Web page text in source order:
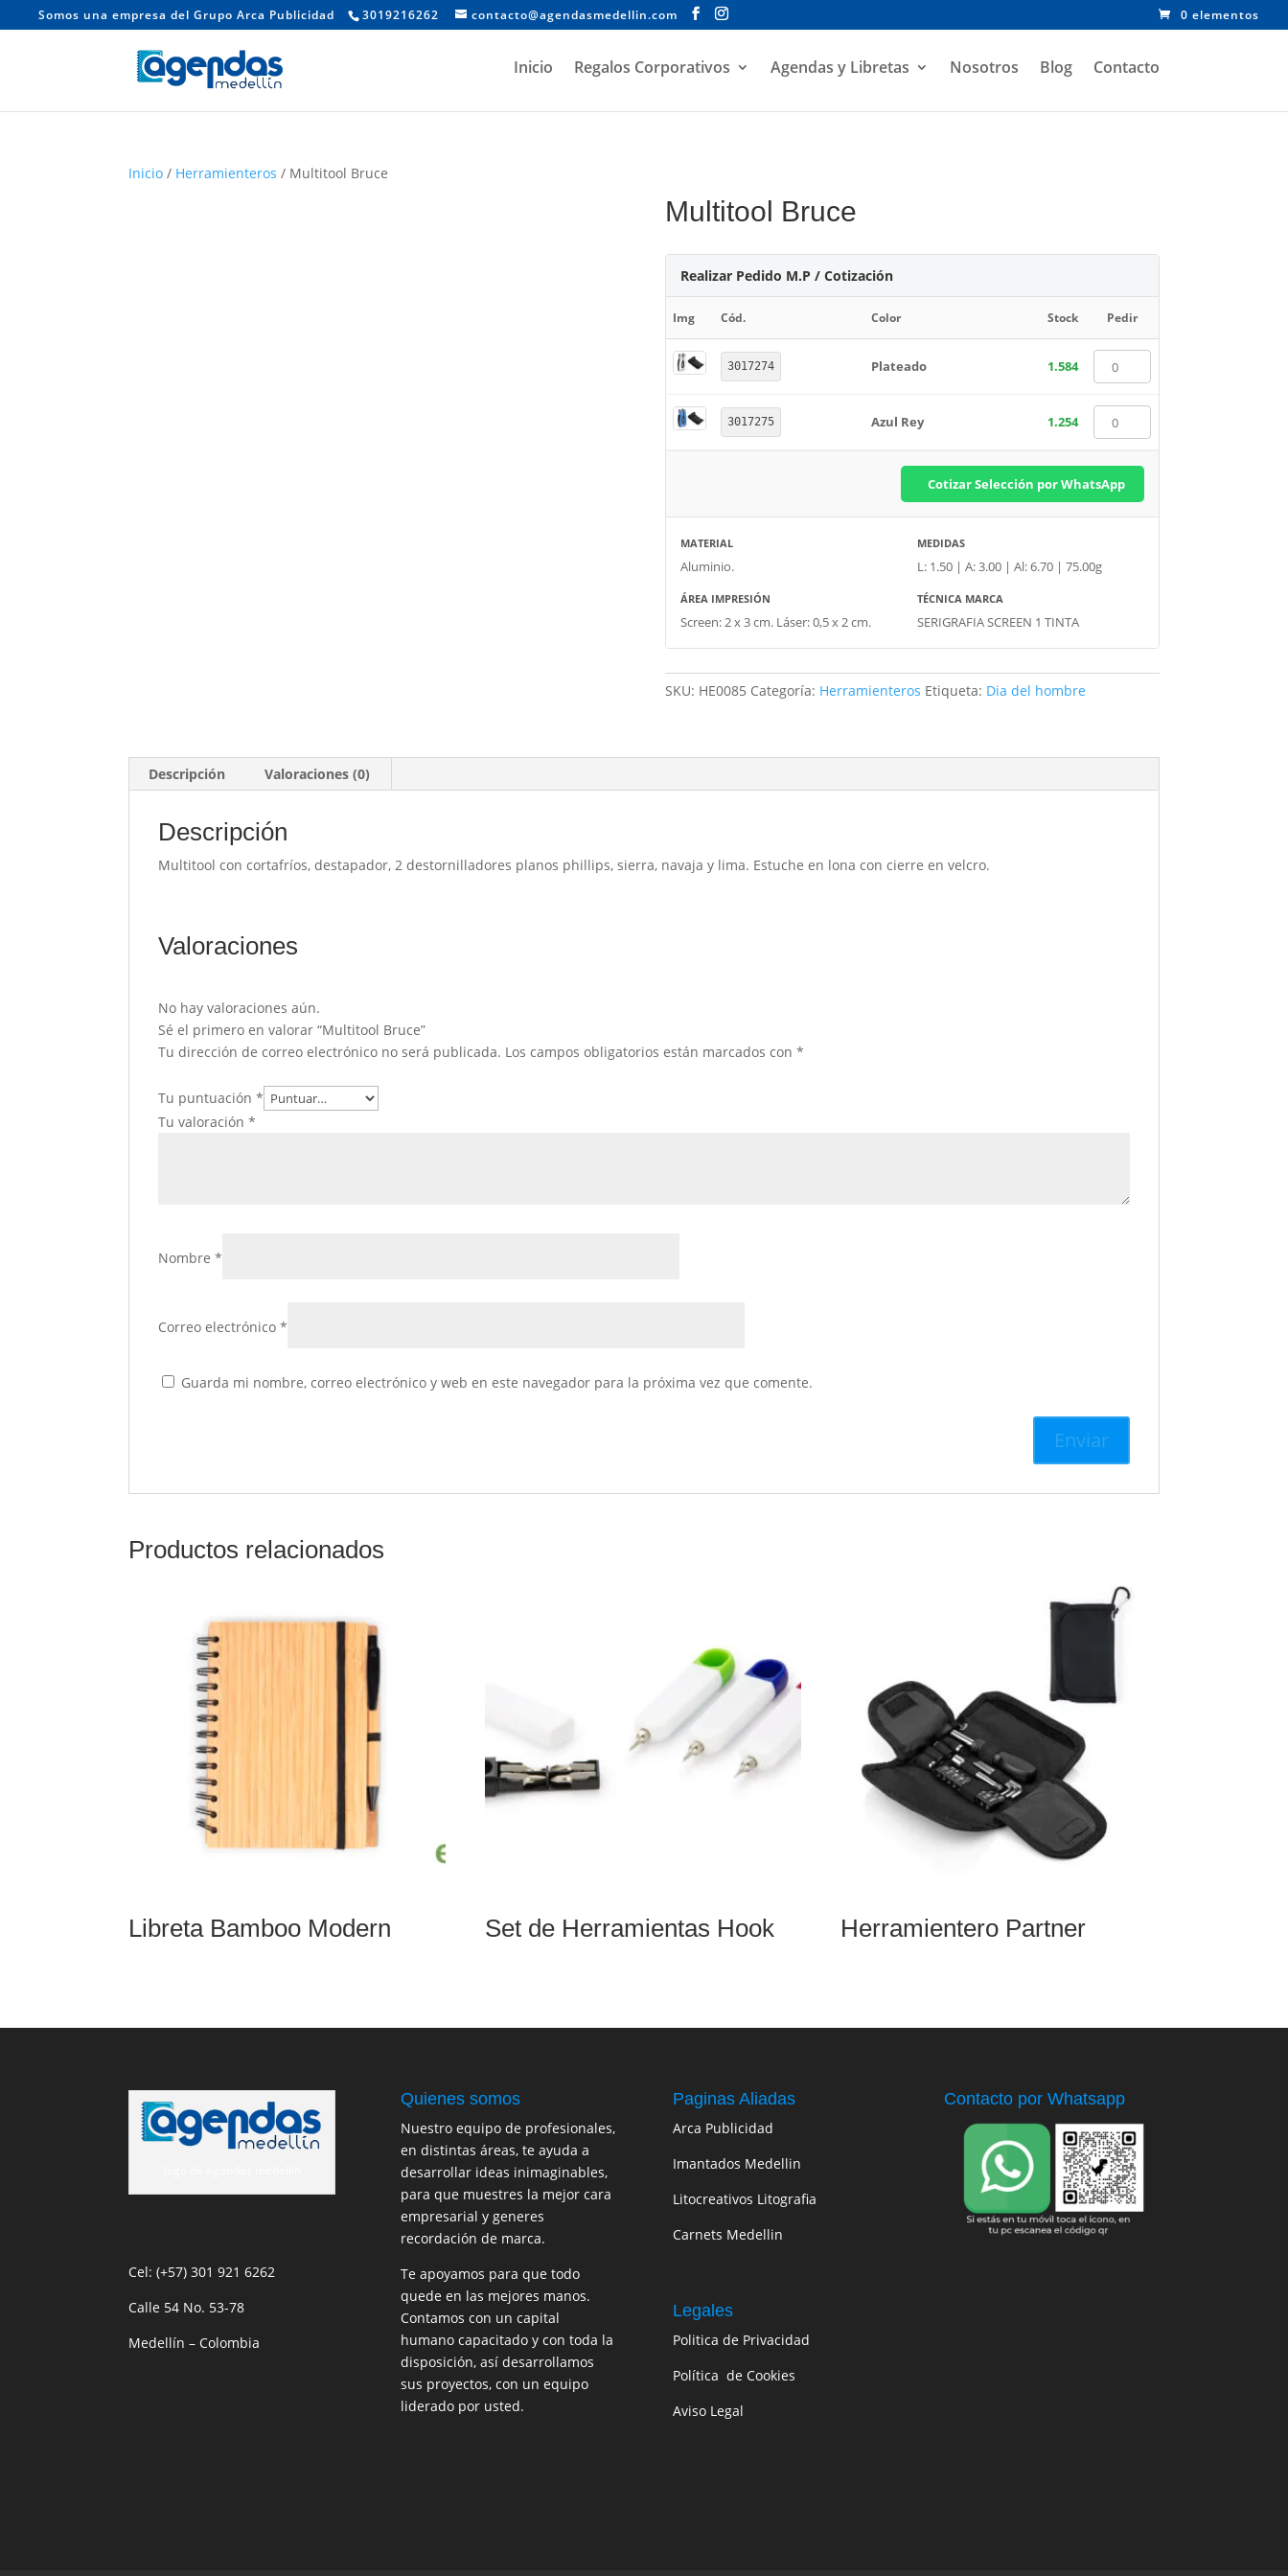
Somos una empresa del Grupo Arca Publicidad 3019216262 contacto@agendasmedellin.com 0 elementos
Inicio Regalos Corporativos Agendas y Libretas Nosotros Blog Contacto
Inicio / Herramienteros / Multitool Bruce
Multitool Bruce
Realizar Pedido M.P / Cotización
Img Cód. Color Stock Pedir
3017274 Plateado 1.584
3017275 Azul Rey 1.254
Cotizar Selección por WhatsApp
MATERIAL
Aluminio.
MEDIDAS
L: 1.50 | A: 3.00 | Al: 6.70 | 75.00g
ÁREA IMPRESIÓN
Screen: 2 x 3 cm. Láser: 0,5 x 2 cm.
TÉCNICA MARCA
SERIGRAFIA SCREEN 1 TINTA
SKU: HE0085 Categoría: Herramienteros Etiqueta: Dia del hombre
Descripción Valoraciones (0)
Descripción
Multitool con cortafríos, destapador, 2 destornilladores planos phillips, sierra, navaja y lima. Estuche en lona con cierre en velcro.
Valoraciones
No hay valoraciones aún.
Sé el primero en valorar “Multitool Bruce”
Tu dirección de correo electrónico no será publicada. Los campos obligatorios están marcados con*
Tu puntuación*
Tu valoración*
Nombre*
Correo electrónico*
Guarda mi nombre, correo electrónico y web en este navegador para la próxima vez que comente.
Productos relacionados
Libreta Bamboo Modern Set de Herramientas Hook Herramientero Partner
Cel: (+57) 301 921 6262
Calle 54 No. 53-78
Medellín – Colombia
Quienes somos
Nuestro equipo de profesionales,
en distintas áreas, te ayuda a
desarrollar ideas inimaginables,
para que muestres la mejor cara
empresarial y generes
recordación de marca.
Te apoyamos para que todo
quede en las mejores manos.
Contamos con un capital
humano capacitado y con toda la
disposición, así desarrollamos
sus proyectos, con un equipo
liderado por usted.
Paginas Aliadas
Arca Publicidad
Imantados Medellin
Litocreativos Litografia
Carnets Medellin
Legales
Politica de Privacidad
Política de Cookies
Aviso Legal
Contacto por Whatsapp